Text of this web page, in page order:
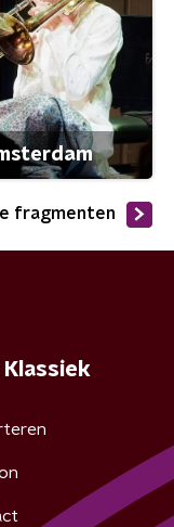
fragmenten
Klassiek